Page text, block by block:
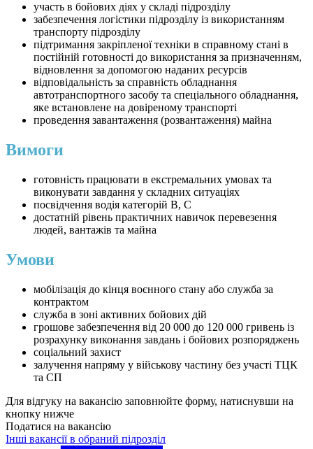
участь в бойових діях у складі підрозділу
забезпечення логістики підрозділу із використанням
транспорту підрозділу
підтримання закріпленої техніки в справному стані в
постійній готовності до використання за призначенням,
відновлення за допомогою наданих ресурсів
відповідальність за справність обладнання
автотранспортного засобу та спеціального обладнання,
яке встановлене на довіреному транспорті
проведення завантаження (розвантаження) майна
Вимоги
готовність працювати в екстремальних умовах та
виконувати завдання у складних ситуаціях
посвідчення водія категорій В, С
достатній рівень практичних навичок перевезення
людей, вантажів та майна
Умови
мобілізація до кінця воєнного стану або служба за
контрактом
служба в зоні активних бойових дій
грошове забезпечення від 20 000 до 120 000 гривень із
розрахунку виконання завдань і бойових розпоряджень
соціальний захист
залучення напряму у військову частину без участі ТЦК
та СП
Для відгуку на вакансію заповнюйте форму, натиснувши на
кнопку нижче
Податися на вакансію
Інші вакансії в обраний підрозділ